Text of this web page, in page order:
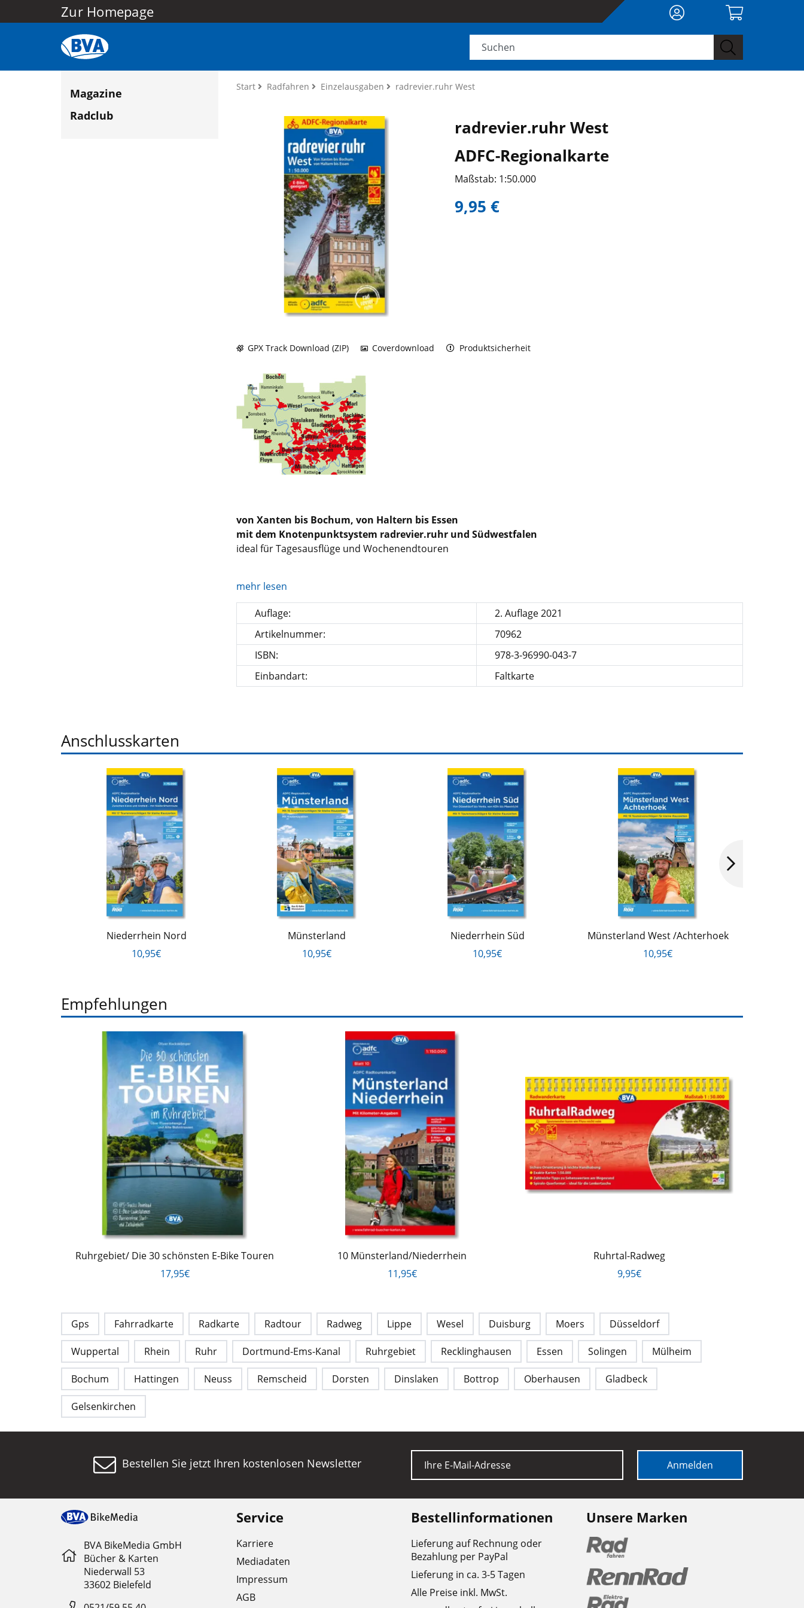
Zur Homepage
Magazine
Radclub
Start Radfahren Einzelausgaben radrevier.ruhr West
radrevier.ruhr West
ADFC-Regionalkarte
Maßstab: 1:50.000
9,95 €
GPX Track Download (ZIP) Coverdownload Produktsicherheit
von Xanten bis Bochum, von Haltern bis Essen
mit dem Knotenpunktsystem radrevier.ruhr und Südwestfalen
ideal für Tagesausflüge und Wochenendtouren
mehr lesen
Auflage:
2. Auflage 2021
Artikelnummer:
70962
ISBN:
978-3-96990-043-7
Einbandart:
Faltkarte
Anschlusskarten
Niederrhein Nord
10,95€
Münsterland
10,95€
Niederrhein Süd
10,95€
Münsterland West /Achterhoek
10,95€
Empfehlungen
Ruhrgebiet/ Die 30 schönsten E-Bike Touren
17,95€
10 Münsterland/Niederrhein
11,95€
Ruhrtal-Radweg
9,95€
Gps Fahrradkarte Radkarte Radtour Radweg Lippe Wesel Duisburg Moers Düsseldorf
Wuppertal Rhein Ruhr Dortmund-Ems-Kanal Ruhrgebiet Recklinghausen Essen Solingen Mülheim
Bochum Hattingen Neuss Remscheid Dorsten Dinslaken Bottrop Oberhausen Gladbeck
Gelsenkirchen
Bestellen Sie jetzt Ihren kostenlosen Newsletter E-Mail Anmelden
BVA BikeMedia GmbH
Bücher & Karten
Niederwall 53
33602 Bielefeld
Service
Karriere
Mediadaten
Impressum
AGB
Bestellinformationen
Lieferung auf Rechnung oder
Bezahlung per PayPal
Lieferung in ca. 3-5 Tagen
Alle Preise inkl. MwSt.
Unsere Marken